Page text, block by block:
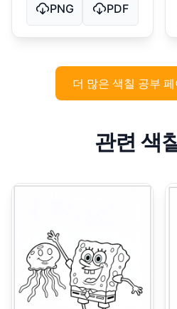
PNG PDF
더 많은 색칠 공부
관련 색